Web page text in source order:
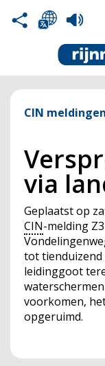
CIN meldingen
via
Geplaatst op
CIN-melding
tot tienduizend
leidinggoot
voorkomen,
opgeruimd.